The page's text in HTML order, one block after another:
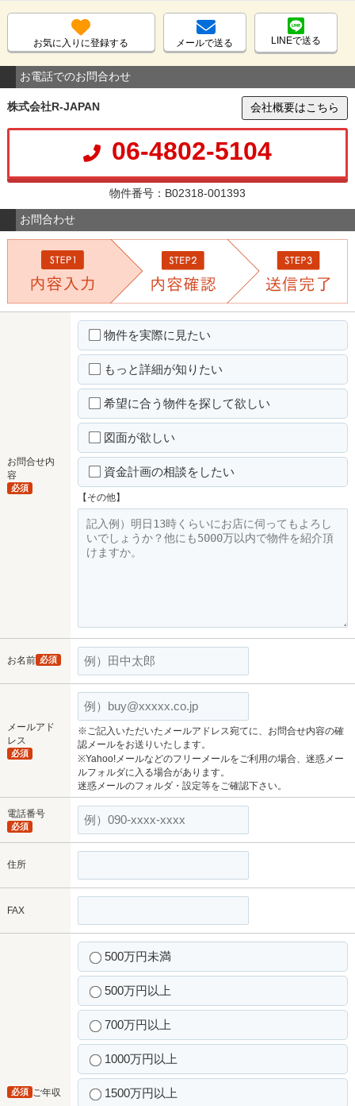
お気に入りに登録する メールで送る LINEで送る
お電話でのお問合わせ
株式会社R-JAPAN 会社概要はこちら
06-4802-5104
物件番号：B02318-001393
お問合わせ
お問合せ内
容
必須
物件を実際に見たい
もっと詳細が知りたい
希望に合う物件を探して欲しい
図面が欲しい
資金計画の相談をしたい
【その他】
お名前 必須
メールアド
レス
必須
※ご記入いただいたメールアドレス宛てに、お問合せ内容の確
認メールをお送りいたします。
※Yahoo!メールなどのフリーメールをご利用の場合、迷惑メー
ルフォルダに入る場合があります。
迷惑メールのフォルダ・設定等をご確認下さい。
電話番号
必須
住所
FAX
ご年収
必須
500万円未満
500万円以上
700万円以上
1000万円以上
1500万円以上